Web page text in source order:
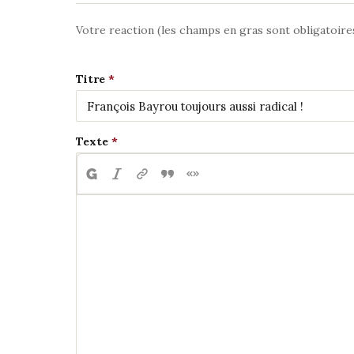
Votre reaction (les champs en gras sont
Titre
Texte